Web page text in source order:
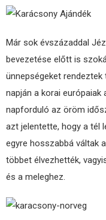
Már sok évszázaddal
bevezetése előtt is
ünnepségeket rendeztek
napján a korai
napforduló az öröm
azt jelentette, hogy a tél
egyre hosszabbá váltak
többet élvezhették,
és a meleghez.